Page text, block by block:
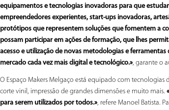
equipamentos e tecnologias inovadoras para que
empreendedores experientes, start-ups inovadoras,
protótipos que representem soluções que fomentem a
possam participar em ações de formação, que lhes
acesso e utilização de novas metodologias e
mercado cada vez mais digital e tecnológico.», garante o
O Espaço Makers Melgaço está equipado com tecnologias
corte vinil, impressão de grandes dimensões e muito mais.
para serem utilizados por todos.», refere Manoel Batista.